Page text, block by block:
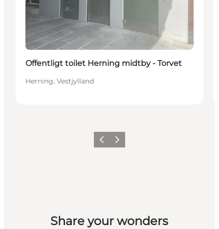
Offentligt toilet Herning midtby - Torvet
Herning, Vestjylland
Forrige billede
Næste billede
Share your wonders